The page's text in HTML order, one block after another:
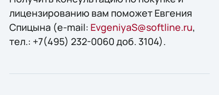
лицензированию вам поможет Евгения
Спицына (e-mail: EvgeniyaS@softline.ru,
тел.: +7(495) 232-0060 доб. 3104).